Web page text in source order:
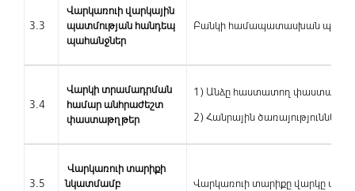
3.3
Վարկառուի վարկային
պատմության հանդեպ
պահանջներ
Բանկի համապատասխան
3.4
Վարկի տրամադրման
համար անհրաժեշտ
փաստաթղթեր
1) Անձը հաստատող
2) Հանրային
3.5
Վարկառուի տարիքի
նկատմամբ
Վարկառուի տարիքը վարկը